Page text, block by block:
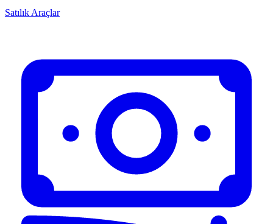
Satılık Araçlar